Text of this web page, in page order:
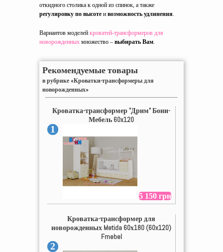
откидного столика к одной из спинок, а также
регулировку по высоте и возможность удлинения.
Вариантов моделей кроватей-трансформеров для
новорожденных множество – выбирать Вам.
Рекомендуемые товары
в рубрике «Кроватки-трансформеры для
новорожденных»
Кроватка-трансформер "Дрим" Бони-
Мебель 60x120
1
5 150 грн
Кроватка-трансформер для
новорожденных Metida 60х180 (60x120)
Fmebel
2